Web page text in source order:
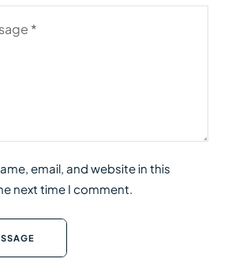
email, and website in this
next time I comment.